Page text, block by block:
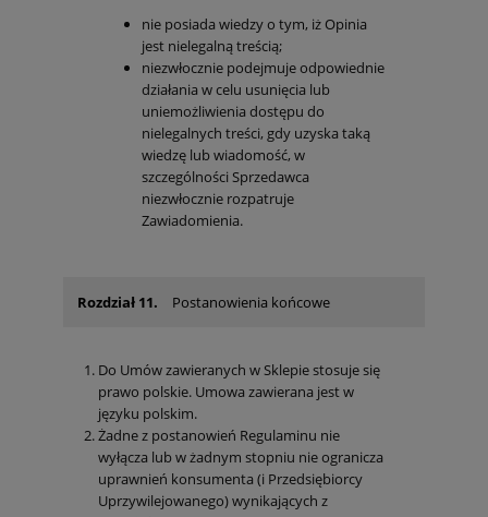
nie posiada wiedzy o tym, iż Opinia
jest nielegalną treścią;
niezwłocznie podejmuje odpowiednie
działania w celu usunięcia lub
uniemożliwienia dostępu do
nielegalnych treści, gdy uzyska taką
wiedzę lub wiadomość, w
szczególności Sprzedawca
niezwłocznie rozpatruje
Zawiadomienia.
Rozdział 11. Postanowienia końcowe
Do Umów zawieranych w Sklepie stosuje się
prawo polskie. Umowa zawierana jest w
języku polskim.
Żadne z postanowień Regulaminu nie
wyłącza lub w żadnym stopniu nie ogranicza
uprawnień konsumenta (i Przedsiębiorcy
Uprzywilejowanego) wynikających z